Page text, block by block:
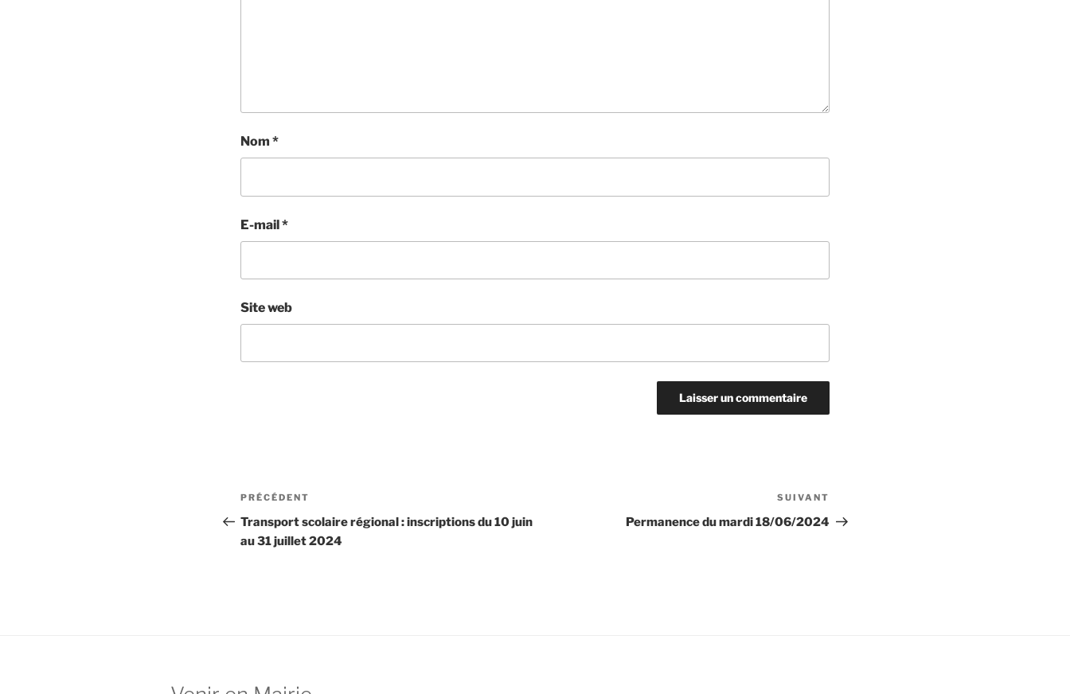
Nom *
E-mail*
Site web
Navigation
de
l’article
Article
précédent
PRÉCÉDENT
Transport scolaire régional : inscriptions du 10 juin
au 31 juillet 2024
suivant
SUIVANT
Permanence du mardi 18/06/2024